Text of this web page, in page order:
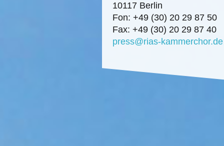
10117 Berlin
Fon: +49 (30) 20 29 87 50
Fax: +49 (30) 20 29 87 40
press@rias-kammerchor.de